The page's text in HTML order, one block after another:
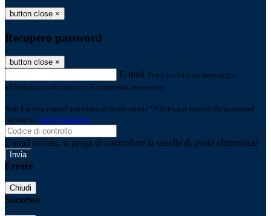
button close ×
Recupero password
button close ×
E-mail Verrà inviato un messaggio
all'indirizzo indicato con le istruzioni necessarie.
Non hai una e-mail associata al nome utente? Effettua il reset della password
tramite la Login Spaggiari
E-mail inviata, si prega di controllare la casella di posta elettronica!
Errore
Chiudi
Successo